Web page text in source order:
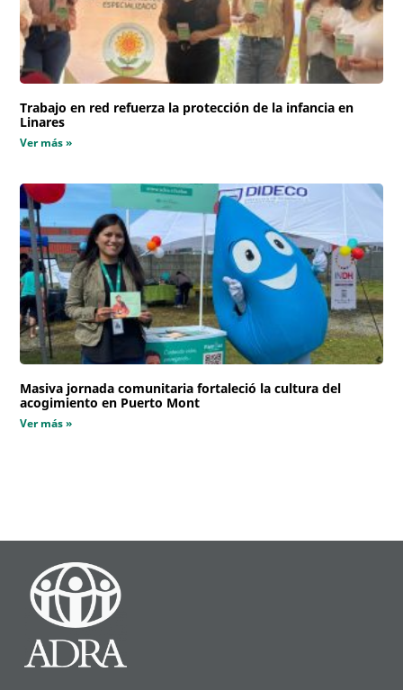
Trabajo en red refuerza la protección de la infancia en
Linares
Ver más »
Masiva jornada comunitaria fortaleció la cultura del
acogimiento en Puerto Mont
Ver más »